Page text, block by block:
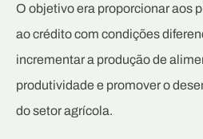
O objetivo era proporcionar aos
ao crédito com condições
incrementar a produção de
produtividade e promover o
do setor agrícola.